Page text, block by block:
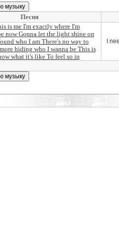
Песня
is me I'm exactly where I'm
now Gonna let the light shine on
who I am There's no way to
hiding who I wanna be This is
what it's like To feel so in
I